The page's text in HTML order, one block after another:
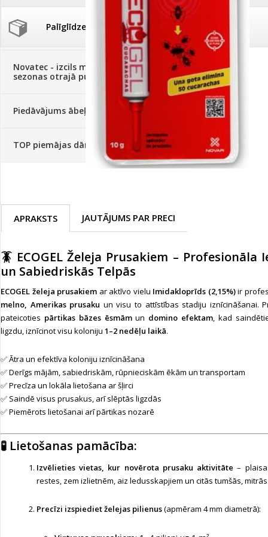
Palīglīdzekļi augu audzēšanai (72)
Klientu Diena
Novatec - izcils mēslošanai arī
sezonas otrajā pusē!
Piedāvājums ābeļdārziem
TOP piemājas dārzam 2024
APRAKSTS JAUTĀJUMS PAR PRECI
🪳 ECOGEL Želeja Prusakiem – Profesionāla
un Sabiedriskās Telpās
ECOGEL želeja prusakiem ar aktīvo vielu Imidakloprīds (2,15%)ir
melno, Amerikas prusaku un visu to attīstības stadiju iznīcināšanai.
pateicoties pārtikas bāzes ēsmāmun domino efektam, kad
ligzdu, iznīcinot visu koloniju 1–2 nedēļu laikā.
✅ Ātra un efektīva koloniju iznīcināšana
✅ Derīgs mājām, sabiedriskām, rūpnieciskām ēkām un transportam
✅ Precīza un lokāla lietošana ar šļirci
✅ Saindē visus prusakus, arī slēptās ligzdās
✅ Piemērots lietošanai arī pārtikas nozarē
🧪 Lietošanas pamācība:
Izvēlieties vietas, kur novērota prusaku aktivitāte –
restes, zem izlietnēm, aiz ledusskapjiem un citās tumšās,
Precīzi izspiediet želejas pilienus(apmēram 4 mm diametrā):